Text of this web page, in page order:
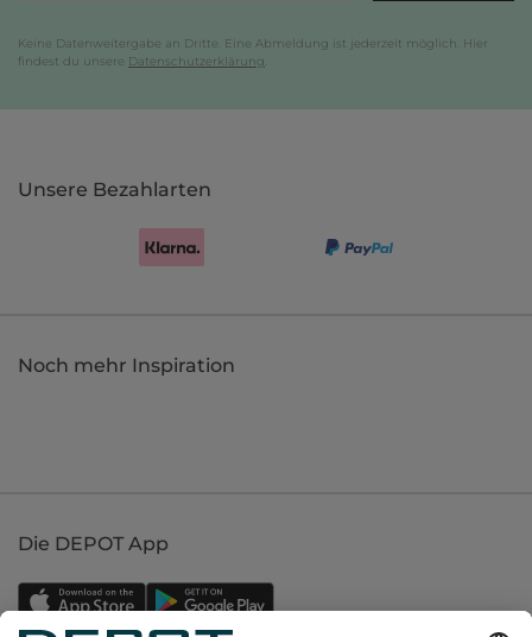
Keine Datenweitergabe an Dritte. Eine Abmeldung ist jederzeit möglich. Hier
findest du unsere Datenschutzerklärung
Unsere Bezahlarten
Noch mehr Inspiration
Die DEPOT App